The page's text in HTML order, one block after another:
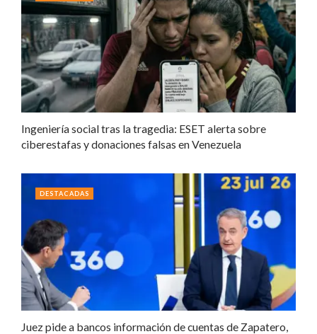
Ingeniería social tras la tragedia: ESET alerta sobre
ciberestafas y donaciones falsas en Venezuela
Juez pide a bancos información de cuentas de Zapatero,
DESTACADAS